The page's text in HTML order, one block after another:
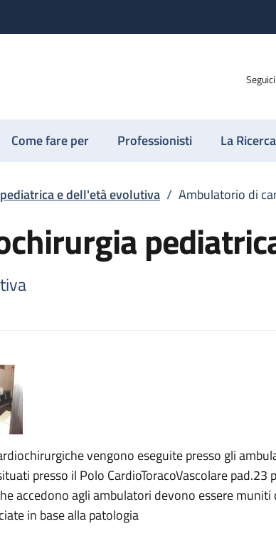
Seguici
Come fare per Professionisti La Ricerca
e dell'età evolutiva / Ambulatorio di
vengono eseguite presso gli
presso il Polo CardioToracoVascolare pad.23
accedono agli ambulatori devono essere
in base alla patologia